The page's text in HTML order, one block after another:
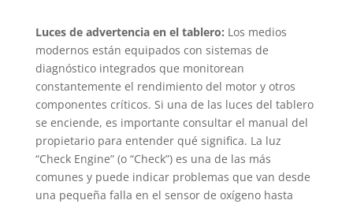
Luces de advertencia en el tablero: Los medios
modernos están equipados con sistemas de
diagnóstico integrados que monitorean
constantemente el rendimiento del motor y otros
componentes críticos. Si una de las luces del tablero
se enciende, es importante consultar el manual del
propietario para entender qué significa. La luz
“Check Engine” (o “Check”) es una de las más
comunes y puede indicar problemas que van desde
una pequeña falla en el sensor de oxígeno hasta